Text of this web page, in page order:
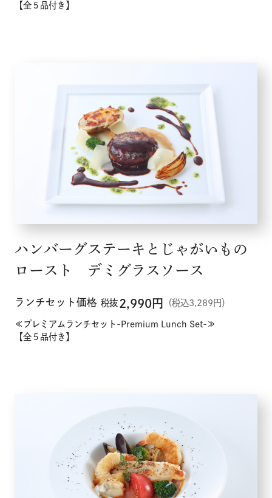
採用情報
店舗検索
【全５品付き】
ハンバーグステーキとじゃがいもの
ロースト デミグラスソース
ランチセット価格 税抜 2,990円 （税込3,289円）
≪プレミアムランチセット-Premium Lunch Set-≫
【全５品付き】